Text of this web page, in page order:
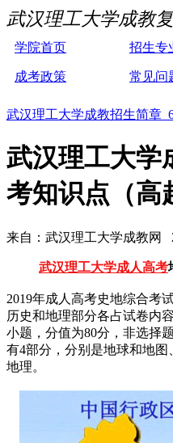
武汉理工大学成教
学院首页 招生专
成考政策 常见问
武汉理工大学成教招生简章
武汉理工大学
考知识点（高
来自：武汉理工大学成教网
武汉理工大学成人高考
2019年成人高考史地综合考
历史和地理部分各占试卷内
小题，分值为80分，非选择
有4部分，分别是地球和地
地理。